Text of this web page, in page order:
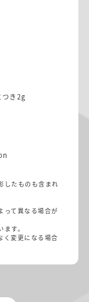
き2g
したものも含まれ
って異なる場合が
す。
く変更になる場合